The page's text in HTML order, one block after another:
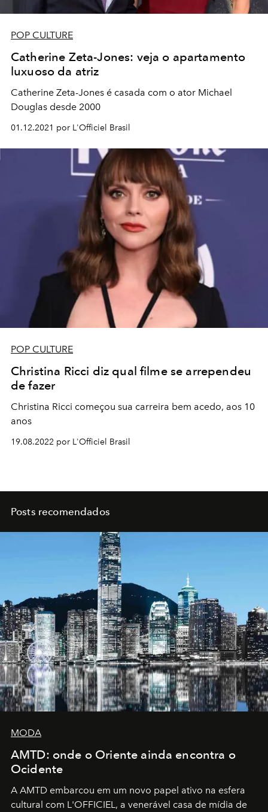
POP CULTURE
Catherine Zeta-Jones: veja o apartamento
luxuoso da atriz
Catherine Zeta-Jones é casada com o ator Michael
Douglas desde 2000
01.12.2021 por L'Officiel Brasil
POP CULTURE
Christina Ricci diz qual filme se arrependeu
de fazer
Christina Ricci começou sua carreira bem acedo, aos 10
anos
19.08.2022 por L'Officiel Brasil
Posts recomendados
MODA
AMTD: onde o Oriente ainda encontra o
Ocidente
A AMTD embarcou em um novo papel ativo na esfera
cultural com L'OFFICIEL, a venerável casa de mídia de